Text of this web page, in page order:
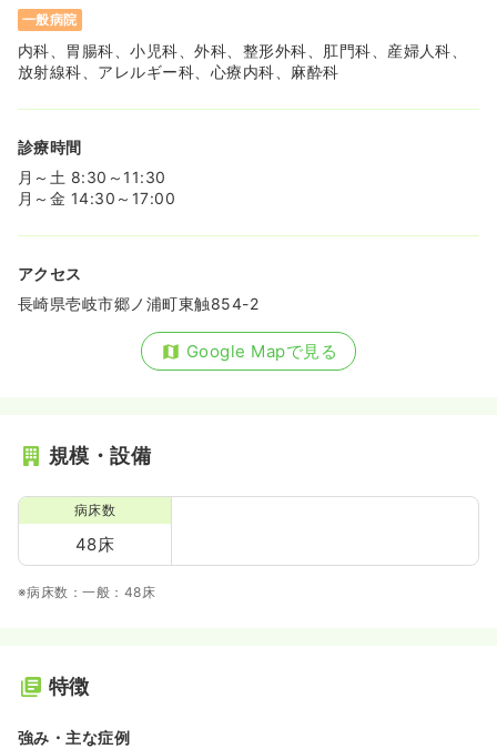
一般病院
内科、胃腸科、小児科、外科、整形外科、肛門科、産婦人科、
放射線科、アレルギー科、心療内科、麻酔科
診療時間
月～土 8:30～11:30
月～金 14:30～17:00
アクセス
長崎県壱岐市郷ノ浦町東触854-2
Google Mapで見る
規模・設備
病床数
48床
※病床数：一般：48床
特徴
強み・主な症例